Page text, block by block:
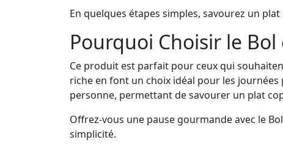
En quelques étapes simples, savourez un
Pourquoi Choisir le
Ce produit est parfait pour ceux qui
riche en font un choix idéal pour les journées
personne, permettant de savourer un plat
Offrez-vous une pause gourmande avec le
simplicité.